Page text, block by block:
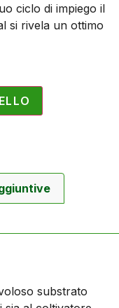
ciclo di impiego il
si rivela un ottimo
substrato